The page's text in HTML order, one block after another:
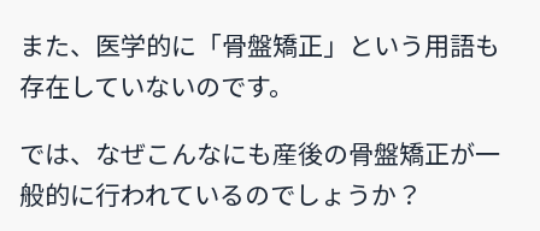
また、医学的に「骨盤矯正」という用語も
存在していないのです。
では、なぜこんなにも産後の骨盤矯正が一
般的に行われているのでしょうか？